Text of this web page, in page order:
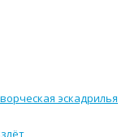
эскадрилья